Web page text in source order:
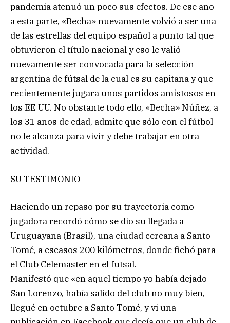
pandemia atenuó un poco sus efectos. De ese año
a esta parte, «Becha» nuevamente volvió a ser una
de las estrellas del equipo español a punto tal que
obtuvieron el título nacional y eso le valió
nuevamente ser convocada para la selección
argentina de fútsal de la cual es su capitana y que
recientemente jugara unos partidos amistosos en
los EE UU. No obstante todo ello, «Becha» Núñez, a
los 31 años de edad, admite que sólo con el fútbol
no le alcanza para vivir y debe trabajar en otra
actividad.
SU TESTIMONIO
Haciendo un repaso por su trayectoria como
jugadora recordó cómo se dio su llegada a
Uruguayana (Brasil), una ciudad cercana a Santo
Tomé, a escasos 200 kilómetros, donde fichó para
el Club Celemaster en el futsal.
Manifestó que «en aquel tiempo yo había dejado
San Lorenzo, había salido del club no muy bien,
llegué en octubre a Santo Tomé, y vi una